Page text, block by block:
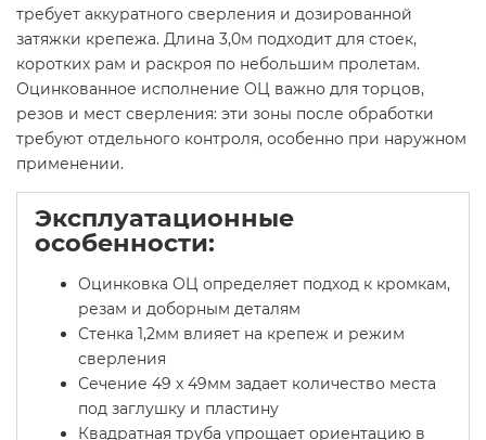
требует аккуратного сверления и дозированной
затяжки крепежа. Длина 3,0м подходит для стоек,
коротких рам и раскроя по небольшим пролетам.
Оцинкованное исполнение ОЦ важно для торцов,
резов и мест сверления: эти зоны после обработки
требуют отдельного контроля, особенно при наружном
применении.
Эксплуатационные
особенности:
Оцинковка ОЦ определяет подход к кромкам,
резам и доборным деталям
Стенка 1,2мм влияет на крепеж и режим
сверления
Сечение 49 х 49мм задает количество места
под заглушку и пластину
Квадратная труба упрощает ориентацию в